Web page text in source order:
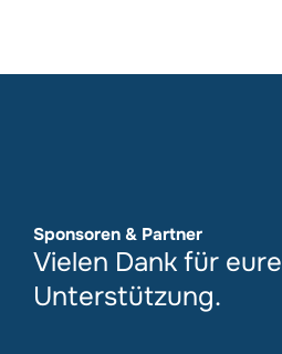
Sponsoren & Partner
Vielen Dank für eure
Unterstützung.